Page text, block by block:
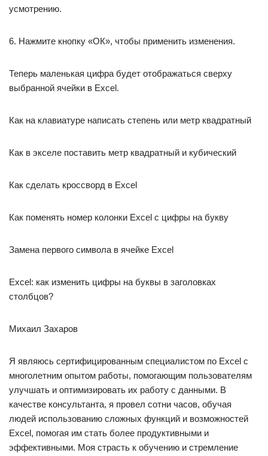
усмотрению.
6. Нажмите кнопку «ОК», чтобы применить изменения.
Теперь маленькая цифра будет отображаться сверху
выбранной ячейки в Excel.
Как на клавиатуре написать степень или метр квадратный
Как в экселе поставить метр квадратный и кубический
Как сделать кроссворд в Excel
Как поменять номер колонки Excel с цифры на букву
Замена первого символа в ячейке Excel
Excel: как изменить цифры на буквы в заголовках
столбцов?
Михаил Захаров
Я являюсь сертифицированным специалистом по Excel с
многолетним опытом работы, помогающим пользователям
улучшать и оптимизировать их работу с данными. В
качестве консультанта, я провел сотни часов, обучая
людей использованию сложных функций и возможностей
Excel, помогая им стать более продуктивными и
эффективными. Моя страсть к обучению и стремление